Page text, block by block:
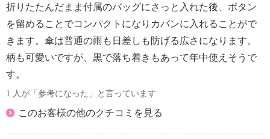
折りたたんだまま付属のバッグにさっと入れた後、ボタン
を留めることでコンパクトになりカバンに入れることがで
きます。傘は普通の雨も日差しも防げる広さになります。
柄も可愛いですが、黒で落ち着きもあって年中使えそうで
す。
1 人が「参考になった」と言っています
このお客様の他のクチコミを見る